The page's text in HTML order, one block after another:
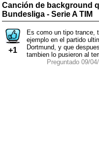
Canción de background
Bundesliga - Serie A TIM
+1
Es como un tipo trance,
ejemplo en el partido
Dortmund, y que
tambien lo pusieron al
Preguntado 09/